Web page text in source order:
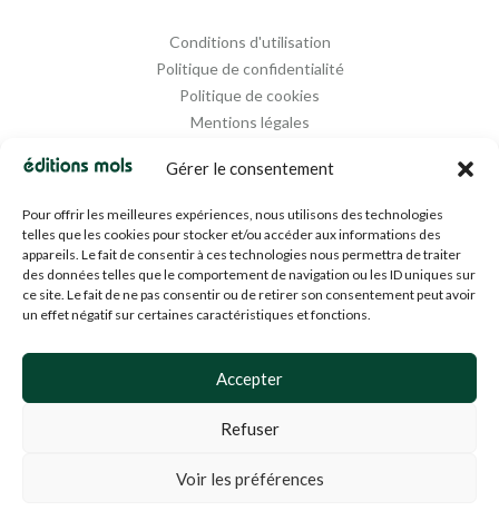
Gérer le consentement
Pour offrir les meilleures expériences, nous utilisons des technologies
telles que les cookies pour stocker et/ou accéder aux informations des
appareils. Le fait de consentir à ces technologies nous permettra de traiter
des données telles que le comportement de navigation ou les ID uniques sur
ce site. Le fait de ne pas consentir ou de retirer son consentement peut avoir
un effet négatif sur certaines caractéristiques et fonctions.
Accepter
Refuser
Voir les préférences
Conditions d'utilisation
Politique de confidentialité
Politique de cookies
Mentions légales
Agence Media 112